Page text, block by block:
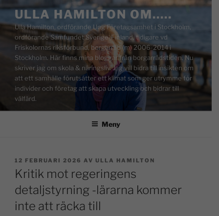
ULLA HAMILTON OM…..
Ulla Hamilton, ordförande Ung Företagsamhet i Stockholm,
ordförande Samfundet Sverige-Finland, tidigare vd
Friskolornas riksförbund, borgarråd (m) 2006-2014 i
Stockholm. Här finns mina bloggar från borgarrådstiden. Nu
skriver jag om skola & näringsliv. Jag vill bidra till insikten om
att ett samhälle förutsätter ett klimat som ger utrymme för
individer och företag att skapa utveckling och bidrar till
välfärd.
Meny
12 FEBRUARI 2026 AV ULLA HAMILTON
Kritik mot regeringens
detaljstyrning -lärarna kommer
inte att räcka till